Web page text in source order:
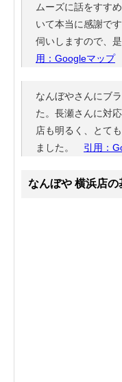
ムーズに話をすす
いて本当に感謝で
伺いしますので、
用：Googleマップ
なんぼやさんにブ
た。長瀬さんに対
店も明るく、とて
ました。 引用：
なんぼや 横浜店の